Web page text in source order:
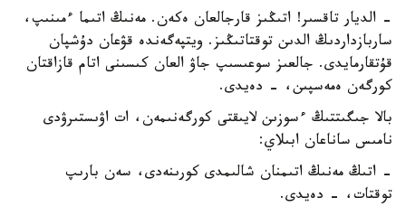
- الديار تاقسىر! اتىڭىز قارجالعان ەكەن. مەنىڭ اتىما ءمىنىپ،
ساربازداردىڭ الدىن توقتاتىڭىز. ويتپەگەندە قۋعان دۇشپان
قۇتقارمايدى. جالعىز سوعىسىپ جاۋ العان كىسىنى اتام قازاقتان
كورگەن ەمەسپىن، - دەيدى.
بالا جىگىتتىڭ ءسوزىن لايىقتى كورگەنىمەن، ات اۋىستىرۋدى
نامىس ساناعان ابىلاي:
- اتىڭ مەنىڭ اتىمنان شالىمدى كورىنەدى، سەن بارىپ
توقتات، - دەيدى.